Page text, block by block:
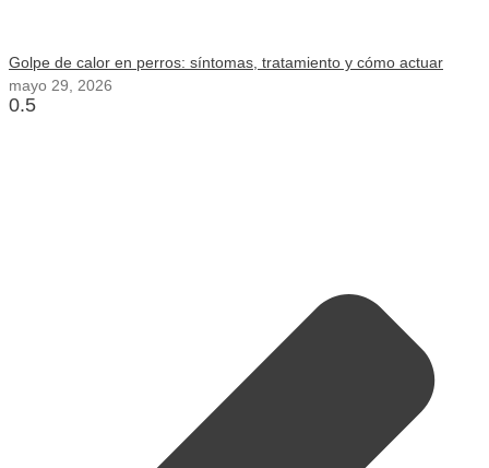
Golpe de calor en perros: síntomas, tratamiento y cómo actuar
mayo 29, 2026